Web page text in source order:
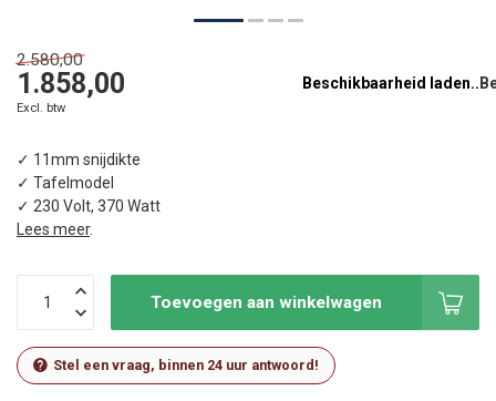
2.580,00
1.858,00
Excl. btw
Beschikbaarheid laden..
✓ 11mm snijdikte
✓ Tafelmodel
✓ 230 Volt, 370 Watt
Lees meer.
Toevoegen aan winkelwagen
Stel een vraag, binnen 24 uur antwoord!